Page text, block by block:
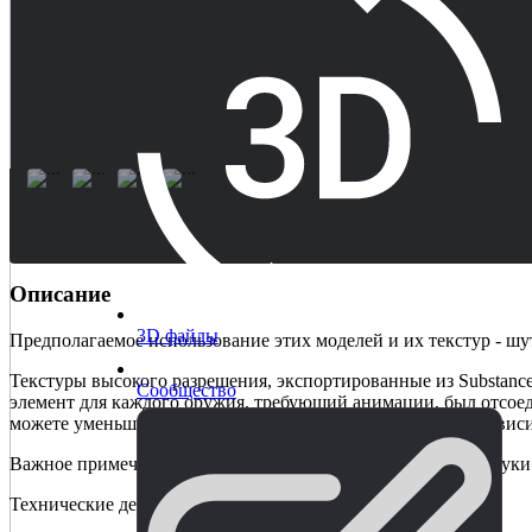
3D файлы
Сообщество
Описание
Предполагаемое использование этих моделей и их текстур -
Текстуры высокого разрешения, экспортированные из
элемент для каждого оружия, требующий анимации, был
можете уменьшить масштаб текстур с 4K до 2K или 1K в
Важное примечание: Снаряжение, анимация, оружие или
Технические детали